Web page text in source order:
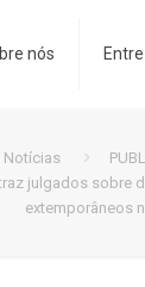
nós
Notícias
julgados sobre
extemporâneos